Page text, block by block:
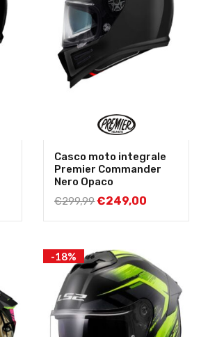
Casco moto integrale
Premier Commander
Nero Opaco
€299,99€249,00
-18%